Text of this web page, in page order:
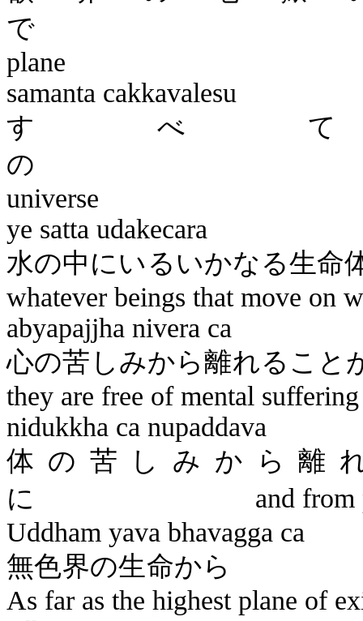
plane
samanta cakkavalesu
すべ
universe
ye satta udakecara
水の中にいる
whatever beings that move on
abyapajjha nivera ca
心の苦しみから離れ
they are free of mental
nidukkha ca nupaddava
体の苦しみから離
に and from
Uddham yava bhavagga ca
無色界
As far as the highest plane of